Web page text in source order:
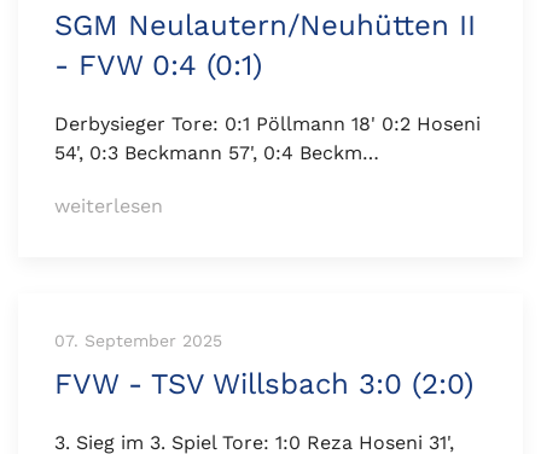
SGM Neulautern/Neuhütten II
- FVW 0:4 (0:1)
Derbysieger Tore: 0:1 Pöllmann 18' 0:2 Hoseni
54', 0:3 Beckmann 57', 0:4 Beckm…
weiterlesen
07. September 2025
FVW - TSV Willsbach 3:0 (2:0)
3. Sieg im 3. Spiel Tore: 1:0 Reza Hoseni 31',